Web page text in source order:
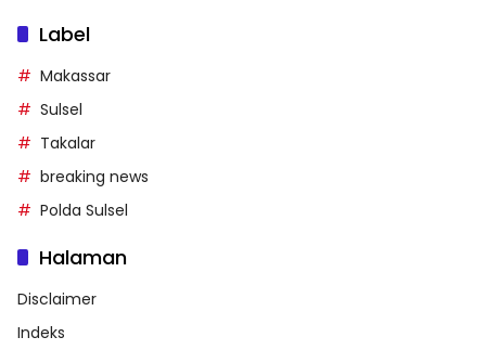
Label
Makassar
Sulsel
Takalar
breaking news
Polda Sulsel
Halaman
Disclaimer
Indeks